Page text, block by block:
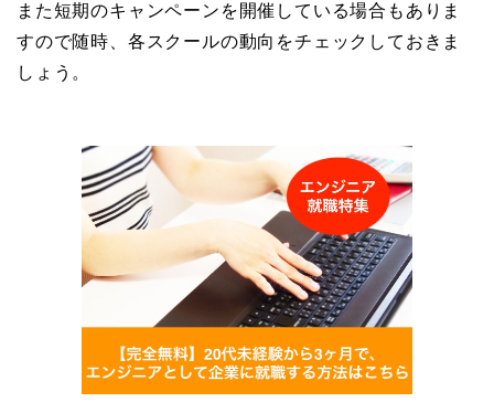
また短期のキャンペーンを開催している場合もありま
すので随時、各スクールの動向をチェックしておきま
しょう。